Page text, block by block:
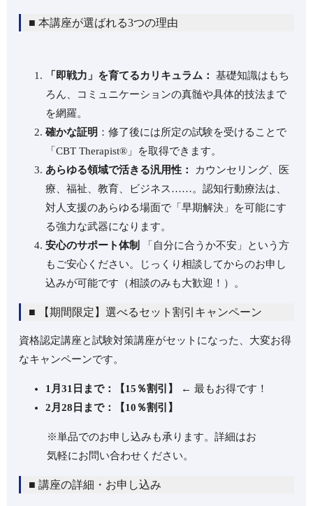
■ 本講座が選ばれる3つの理由
「即戦力」を育てるカリキュラム：
基礎知識はもち
ろん、コミュニケーションの真髄や具体的技法まで
を網羅。
確かな証明 ：修了後には所定の試験を受けることで
「CBT Therapist®︎」を取得できます。
あらゆる領域で活きる汎用性：
カウンセリング、医
療、福祉、教育、ビジネス……。認知行動療法は、
対人支援のあらゆる場面で「早期解決」を可能にす
る強力な武器になります。
安心のサポート体制
「自分に合うか不安」という方
もご安心ください。じっくり相談してからのお申し
込みが可能です（相談のみも大歓迎！）。
■ 【期間限定】選べるセット割引キャンペーン
資格認定講座と試験対策講座がセットになった、大変お得
なキャンペーンです。
1月31日まで：【15％割引】
← 最もお得です！
2月28日まで：【10％割引】
※単品でのお申し込みも承ります。詳細はお
気軽にお問い合わせください。
■ 講座の詳細・お申し込み